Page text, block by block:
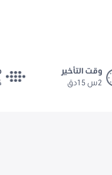
وقت التأخير
2س 15دق